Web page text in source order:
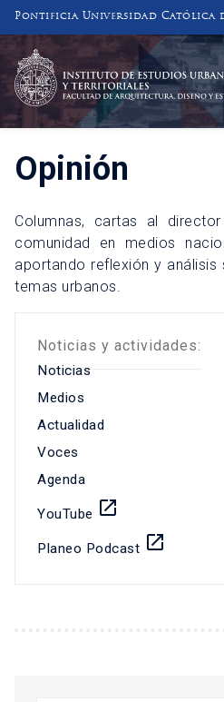
Pontificia Universidad Católica
INSTITUTO DE
Y TERRITORIALES
FACULTAD DE ARQUITECTURA,
Opinión
Columnas, cartas al
comunidad en medios
aportando reflexión y
temas urbanos.
Noticias y actividades:
Noticias
Medios
Actualidad
Voces
Agenda
YouTube launch
Planeo Podcast launch